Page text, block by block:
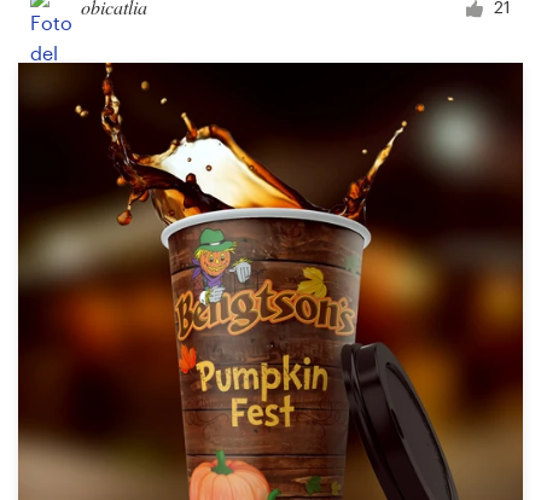
obicatlia 21